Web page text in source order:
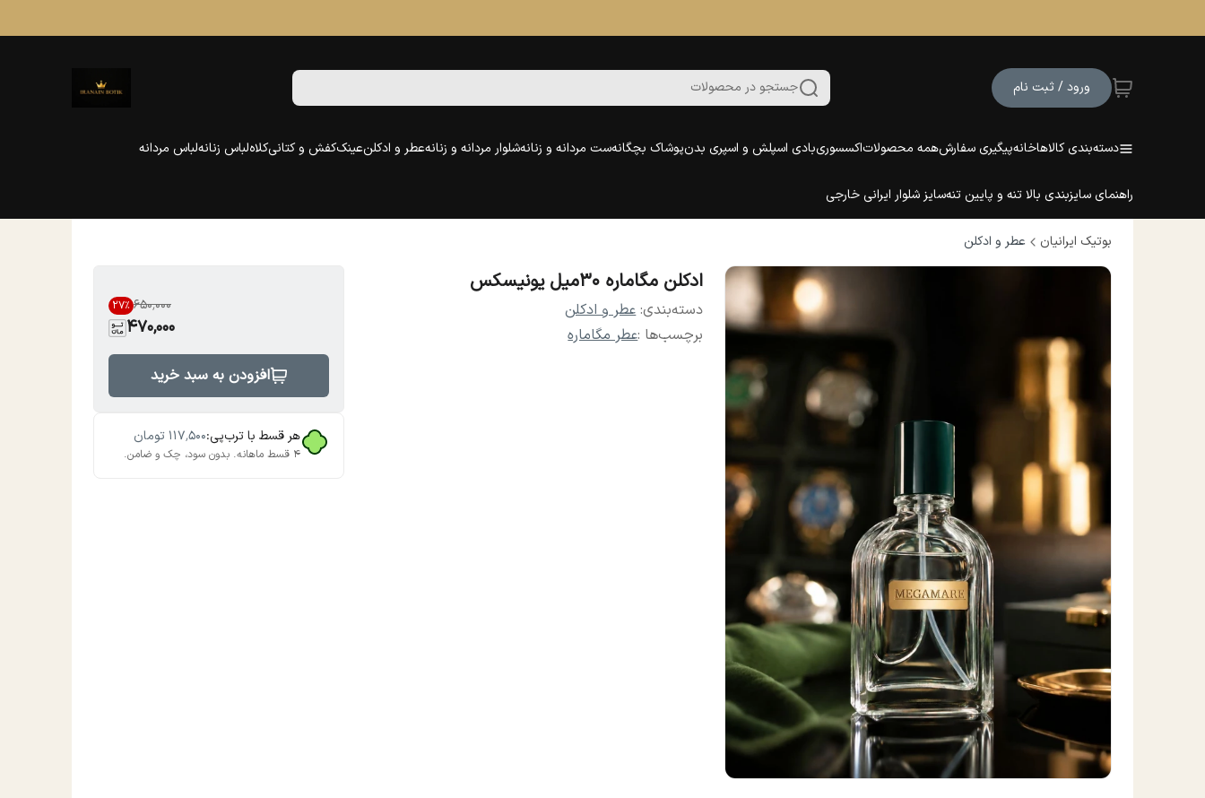
ورود / ثبت نام جستجو در محصولات
دسته‌بندی کالاهاخانهپیگیری سفارشهمه محصولاتاکسسوریبادی اسپلش و اسپری بدنپوشاک بچگانهست مردانه و زنانهشلوار مردانه و زنانهعطر و ادکلنعینککفش و کتانیکلاهلباس زنانهلباس مردانه
راهنمای سایزبندی بالا تنه و پایین تنهسایز شلوار ایرانی خارجی
بوتیک ایرانیان عطر و ادکلن
ادکلن مگاماره ۳۰میل یونیسکس
دسته‌بندی:عطر و ادکلن
برچسب‌ها :عطر مگاماره
۶۵۰٬۰۰۰ 27%
470,000
افزودن به سبد خرید
هر قسط با ترب‌پی:۱۱۷٬۵۰۰تومان
۴ قسط ماهانه. بدون سود، چک و ضامن.